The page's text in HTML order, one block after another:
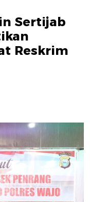
Sertijab
Reskrim